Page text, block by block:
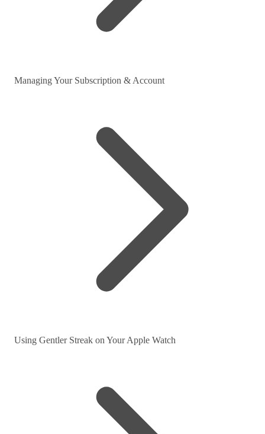
Managing Your Subscription & Account
Using Gentler Streak on Your Apple Watch